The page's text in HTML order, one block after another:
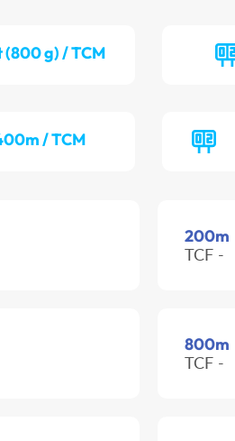
g) / TCM
/ TCM
200m
TCF -
800m
TCF -